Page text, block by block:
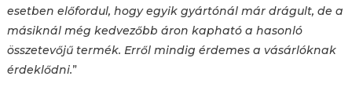
esetben előfordul, hogy egyik gyártónál már drágult, de a
másiknál még kedvezőbb áron kapható a hasonló
összetevőjű termék. Erről mindig érdemes a vásárlóknak
érdeklődni.”